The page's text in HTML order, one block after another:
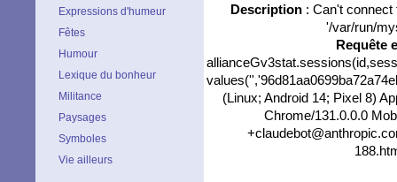
Expressions d'humeur
Fêtes
Humour
Lexique du bonheur
Militance
Paysages
Symboles
Vie ailleurs
Description: Can't connect
'/var/run/
Requête
(Linux; Android 14; Pixel 8)
Chrome/131.0.0.0